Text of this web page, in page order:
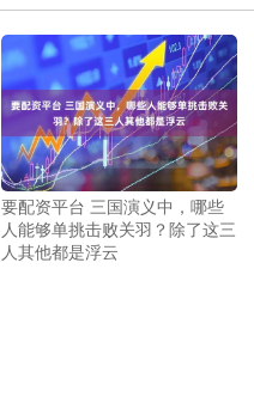
要配资平台 三国演义中，哪些
人能够单挑击败关羽？除了这三
人其他都是浮云